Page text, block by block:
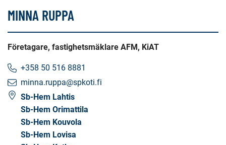
MINNA RUPPA
Företagare, fastighetsmäklare AFM, KiAT
+358 50 516 8881
minna.ruppa@spkoti.fi
Sb-Hem Lahtis
Sb-Hem Orimattila
Sb-Hem Kouvola
Sb-Hem Lovisa